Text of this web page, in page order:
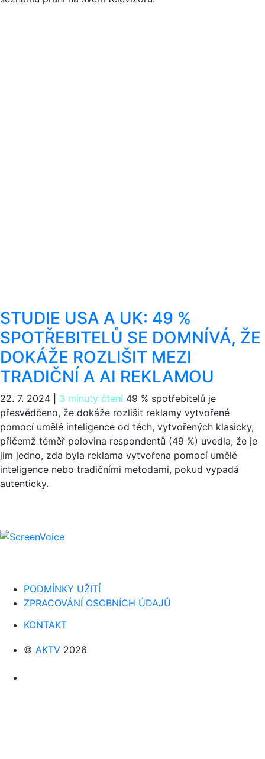
STUDIE USA A UK: 49 %
SPOTŘEBITELŮ SE DOMNÍVÁ, ŽE
DOKÁŽE ROZLIŠIT MEZI
TRADIČNÍ A AI REKLAMOU
22. 7. 2024 3 minuty čtení 49 % spotřebitelů je
přesvědčeno, že dokáže rozlišit reklamy vytvořené
pomocí umělé inteligence od těch, vytvořených klasicky,
přičemž téměř polovina respondentů (49 %) uvedla, že je
jim jedno, zda byla reklama vytvořena pomocí umělé
inteligence nebo tradičními metodami, pokud vypadá
autenticky.
PODMÍNKY UŽITÍ
ZPRACOVÁNÍ OSOBNÍCH ÚDAJŮ
KONTAKT
© AKTV 2026